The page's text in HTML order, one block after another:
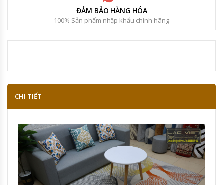
ĐẢM BẢO HÀNG HÓA
100% Sản phẩm nhập khẩu chính hãng
CHI TIẾT